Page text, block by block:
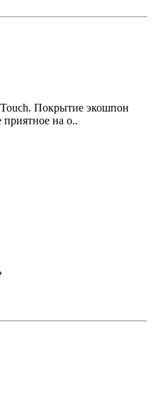
Покрытие экошпон
приятное на о..